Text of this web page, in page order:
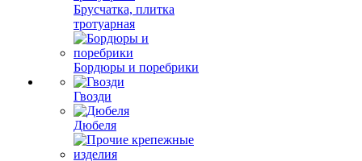
Брусчатка, плитка
тротуарная
Бордюры и поребрики
Гвозди
Дюбеля